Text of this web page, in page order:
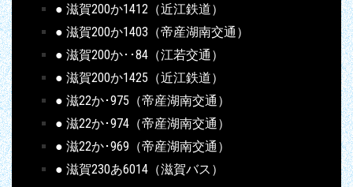
● 滋賀200か1412（近江鉄道）
● 滋賀200か1403（帝産湖南交通）
● 滋賀200か･･84（江若交通）
● 滋賀200か1425（近江鉄道）
● 滋22か･975（帝産湖南交通）
● 滋22か･974（帝産湖南交通）
● 滋22か･969（帝産湖南交通）
● 滋賀230あ6014（滋賀バス）